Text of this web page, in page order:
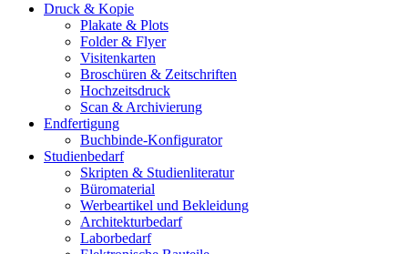
Druck & Kopie
Plakate & Plots
Folder & Flyer
Visitenkarten
Broschüren & Zeitschriften
Hochzeitsdruck
Scan & Archivierung
Endfertigung
Buchbinde-Konfigurator
Studienbedarf
Skripten & Studienliteratur
Büromaterial
Werbeartikel und Bekleidung
Architekturbedarf
Laborbedarf